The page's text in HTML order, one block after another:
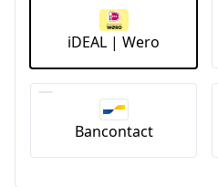
iDEAL | Wero
Bancontact